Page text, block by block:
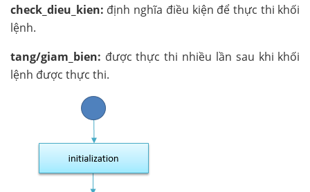
check_dieu_kien: định nghĩa điều kiện để thực thi khối
lệnh.
tang/giam_bien: được thực thi nhiều lần sau khi khối
lệnh được thực thi.